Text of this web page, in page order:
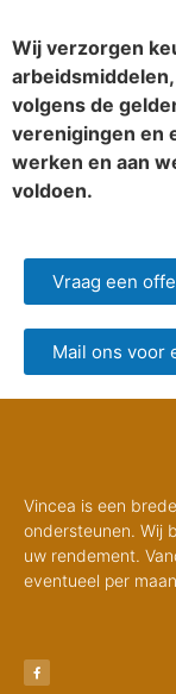
Wij verzorgen
volgens de
verenigingen en
werken en aan
voldoen.
Vraag een
Mail ons voor
Vincea is een
ondersteunen. Wij
uw rendement.
eventueel per